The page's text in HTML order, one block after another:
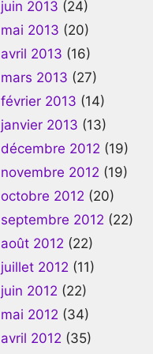
juin 2013 (24)
mai 2013 (20)
avril 2013 (16)
mars 2013 (27)
février 2013 (14)
janvier 2013 (13)
décembre 2012 (19)
novembre 2012 (19)
octobre 2012 (20)
septembre 2012 (22)
août 2012 (22)
juillet 2012 (11)
juin 2012 (22)
mai 2012 (34)
avril 2012 (35)